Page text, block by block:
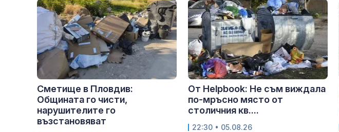
Сметище в Пловдив:
Общината го чисти,
нарушителите го
възстановяват
От Helpbook: Не съм виждала
по-мръсно място от
столичния кв....
22:30 • 05.08.26